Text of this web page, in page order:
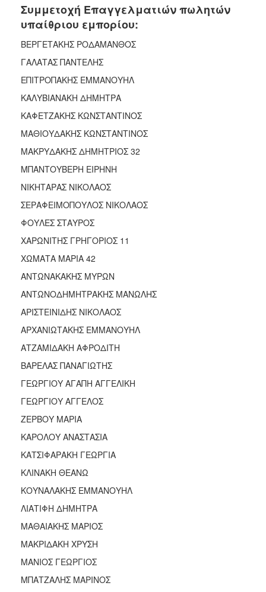
2015
2013
2012
2011
2010
2006
ΤΟΠΟΣ
ΠΟΛΙΤΙΣΜΟΣ
ΠΟΛΗ
Συμμετοχή Επαγγελματιών πωλητών
υπαίθριου εμπορίου:
ΒΕΡΓΕΤΑΚΗΣ ΡΟΔΑΜΑΝΘΟΣ
ΓΑΛΑΤΑΣ ΠΑΝΤΕΛΗΣ
ΕΠΙΤΡΟΠΑΚΗΣ ΕΜΜΑΝΟΥΗΛ
ΚΑΛΥΒΙΑΝΑΚΗ ΔΗΜΗΤΡΑ
ΚΑΦΕΤΖΑΚΗΣ ΚΩΝΣΤΑΝΤΙΝΟΣ
ΜΑΘΙΟΥΔΑΚΗΣ ΚΩΝΣΤΑΝΤΙΝΟΣ
ΜΑΚΡΥΔΑΚΗΣ ΔΗΜΗΤΡΙΟΣ 32
ΜΠΑΝΤΟΥΒΕΡΗ ΕΙΡΗΝΗ
ΝΙΚΗΤΑΡΑΣ ΝΙΚΟΛΑΟΣ
ΣΕΡΑΦΕΙΜΟΠΟΥΛΟΣ ΝΙΚΟΛΑΟΣ
ΦΟΥΛΕΣ ΣΤΑΥΡΟΣ
ΧΑΡΩΝΙΤΗΣ ΓΡΗΓΟΡΙΟΣ 11
ΧΩΜΑΤΑ ΜΑΡΙΑ 42
ΑΝΤΩΝΑΚΑΚΗΣ ΜΥΡΩΝ
ΑΝΤΩΝΟΔΗΜΗΤΡΑΚΗΣ ΜΑΝΩΛΗΣ
ΑΡΙΣΤΕΙΝΙΔΗΣ ΝΙΚΟΛΑΟΣ
ΑΡΧΑΝΙΩΤΑΚΗΣ ΕΜΜΑΝΟΥΗΛ
ΑΤΖΑΜΙΔΑΚΗ ΑΦΡΟΔΙΤΗ
ΒΑΡΕΛΑΣ ΠΑΝΑΓΙΩΤΗΣ
ΓΕΩΡΓΙΟΥ ΑΓΑΠΗ ΑΓΓΕΛΙΚΗ
ΓΕΩΡΓΙΟΥ ΑΓΓΕΛΟΣ
ΖΕΡΒΟΥ ΜΑΡΙΑ
ΚΑΡΟΛΟΥ ΑΝΑΣΤΑΣΙΑ
ΚΑΤΣΙΦΑΡΑΚΗ ΓΕΩΡΓΙΑ
ΚΛΙΝΑΚΗ ΘΕΑΝΩ
ΚΟΥΝΑΛΑΚΗΣ ΕΜΜΑΝΟΥΗΛ
ΛΙΑΤΙΦΗ ΔΗΜΗΤΡΑ
ΜΑΘΑΙΑΚΗΣ ΜΑΡΙΟΣ
ΜΑΚΡΙΔΑΚΗ ΧΡΥΣΗ
ΜΑΝΙΟΣ ΓΕΩΡΓΙΟΣ
ΜΠΑΤΖΑΛΗΣ ΜΑΡΙΝΟΣ